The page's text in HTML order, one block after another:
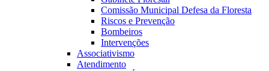
Comissão Municipal Defesa da Floresta
Riscos e Prevenção
Bombeiros
Intervenções
Associativismo
Atendimento